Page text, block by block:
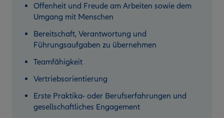
Offenheit und Freude am Arbeiten sowie dem
Umgang mit Menschen
Bereitschaft, Verantwortung und
Führungsaufgaben zu übernehmen
Teamfähigkeit
Vertriebsorientierung
Erste Praktika- oder Berufserfahrungen und
gesellschaftliches Engagement